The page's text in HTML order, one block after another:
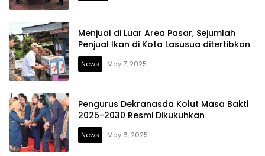
Menjual di Luar Area Pasar, Sejumlah
Penjual Ikan di Kota Lasusua ditertibkan
News May 7, 2025
Pengurus Dekranasda Kolut Masa Bakti
2025-2030 Resmi Dikukuhkan
News May 6, 2025